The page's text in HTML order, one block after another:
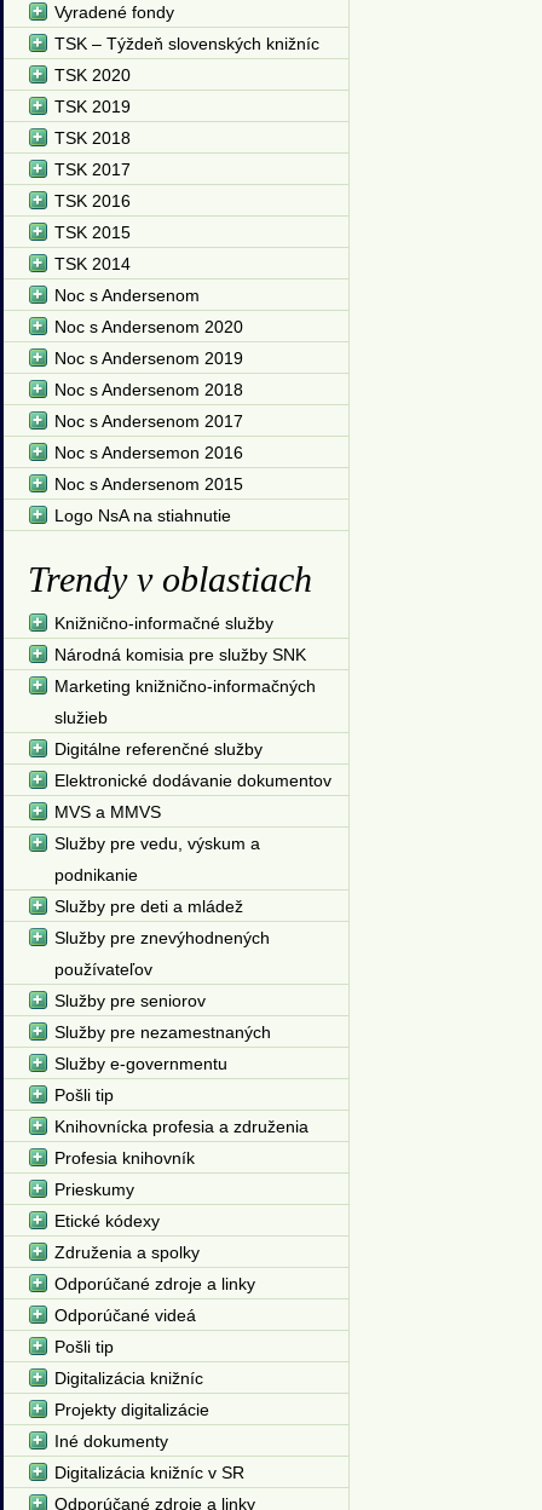
Vyradené fondy
TSK – Týždeň slovenských knižníc
TSK 2020
TSK 2019
TSK 2018
TSK 2017
TSK 2016
TSK 2015
TSK 2014
Noc s Andersenom
Noc s Andersenom 2020
Noc s Andersenom 2019
Noc s Andersenom 2018
Noc s Andersenom 2017
Noc s Andersemon 2016
Noc s Andersenom 2015
Logo NsA na stiahnutie
Trendy v oblastiach
Knižnično-informačné služby
Národná komisia pre služby SNK
Marketing knižnično-informačných
služieb
Digitálne referenčné služby
Elektronické dodávanie dokumentov
MVS a MMVS
Služby pre vedu, výskum a
podnikanie
Služby pre deti a mládež
Služby pre znevýhodnených
používateľov
Služby pre seniorov
Služby pre nezamestnaných
Služby e-governmentu
Pošli tip
Knihovnícka profesia a združenia
Profesia knihovník
Prieskumy
Etické kódexy
Združenia a spolky
Odporúčané zdroje a linky
Odporúčané videá
Pošli tip
Digitalizácia knižníc
Projekty digitalizácie
Iné dokumenty
Digitalizácia knižníc v SR
Odporúčané zdroje a linky